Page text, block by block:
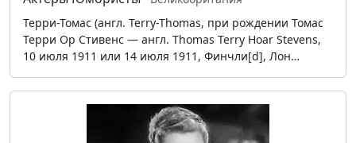
Терри-Томас (англ. Terry-Thomas, при рождении Томас
Терри Ор Стивенс — англ. Thomas Terry Hoar Stevens,
10 июля 1911 или 14 июля 1911, Финчли[d], Лон…